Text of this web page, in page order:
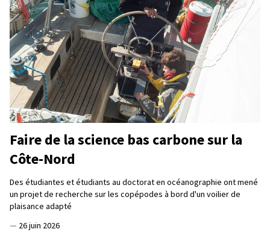
Faire de la science bas carbone sur la
Côte-Nord
Des étudiantes et étudiants au doctorat en océanographie ont mené
un projet de recherche sur les copépodes à bord d'un voilier de
plaisance adapté
— 26 juin 2026